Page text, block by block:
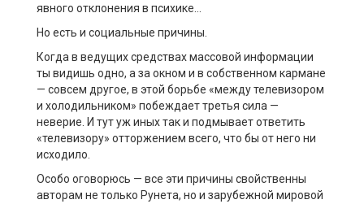
явного отклонения в психике…
Но есть и социальные причины.
Когда в ведущих средствах массовой информации
ты видишь одно, а за окном и в собственном кармане
— совсем другое, в этой борьбе «между телевизором
и холодильником» побеждает третья сила —
неверие. И тут уж иных так и подмывает ответить
«телевизору» отторжением всего, что бы от него ни
исходило.
Особо оговорюсь — все эти причины свойственны
авторам не только Рунета, но и зарубежной мировой